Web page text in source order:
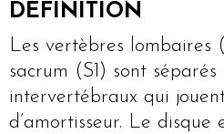
DÉFINITION
Les vertèbres lombaires
sacrum (S1) sont
intervertébraux qui
d’amortisseur. Le disque